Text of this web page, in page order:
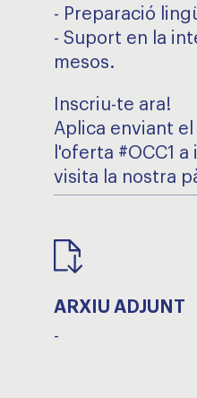
- Preparació
- Suport en la
mesos.
Inscriu-te ara!
Aplica enviant
l'oferta #OCC1
visita la nostra
ARXIU ADJUNT
-